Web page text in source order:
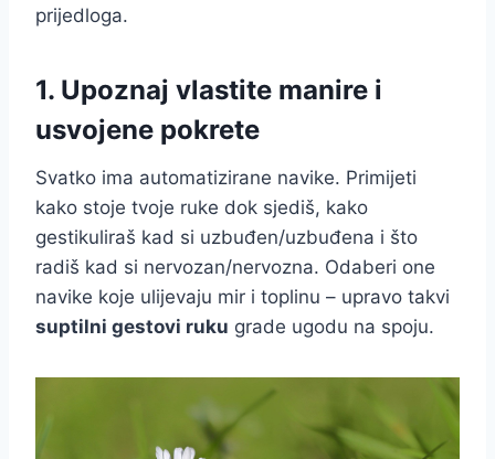
prijedloga.
1. Upoznaj vlastite manire i
usvojene pokrete
Svatko ima automatizirane navike. Primijeti
kako stoje tvoje ruke dok sjediš, kako
gestikuliraš kad si uzbuđen/uzbuđena i što
radiš kad si nervozan/nervozna. Odaberi one
navike koje ulijevaju mir i toplinu – upravo takvi
suptilni gestovi ruku grade ugodu na spoju.